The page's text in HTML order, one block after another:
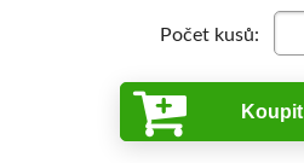
Počet kusů:
Koupit